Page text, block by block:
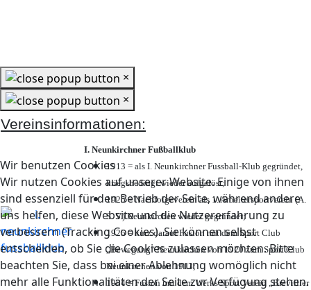
Wir benutzen Cookies
Wir nutzen Cookies auf unserer Website. Einige von ihnen
sind essenziell für den Betrieb der Seite, während andere
uns helfen, diese Website und die Nutzererfahrung zu
verbessern (Tracking Cookies). Sie können selbst
entscheiden, ob Sie die Cookies zulassen möchten. Bitte
beachten Sie, dass bei einer Ablehnung womöglich nicht
mehr alle Funktionalitäten der Seite zur Verfügung stehen.
×
×
Vereinsinformationen:
I. Neunkirchner Fußballklub
1913 = als I. Neunkirchner Fussball-Klub gegründet,
kriegsbedingt wieder aufgelöst;
1925 = Nachfolgeverein als 1. Arbeitersportverein (A.
S. V.) Neunkirchen wieder gegründet;
1925 = kurz darauf Fusion mit dem Sport Club
„Bewegung“ Neunkirchen von 1920 zum Sport Club
Neunkirchen von 1913;
1984 = Fusion mit dem Werks Sport Verein „Brevillier